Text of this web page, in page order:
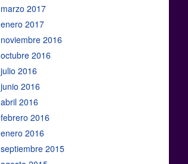
marzo 2017
enero 2017
noviembre 2016
octubre 2016
julio 2016
junio 2016
abril 2016
febrero 2016
enero 2016
septiembre 2015